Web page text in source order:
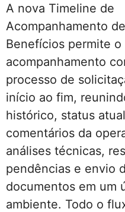
A nova Timeline de
Acompanhamento de
Benefícios permite o
acompanhamento
processo de
início ao fim,
histórico, status
comentários da
análises técnicas,
pendências e envio
documentos em um
ambiente. Todo o